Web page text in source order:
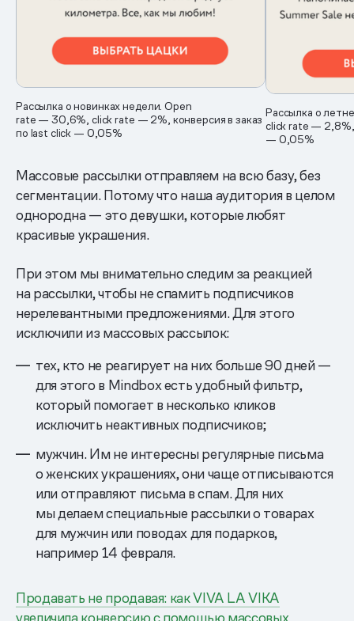
Рассылка о новинках недели. Open
rate — 30,6%, click rate — 2%, конверсия в заказ
по last click — 0,05%
Рассылка о
click rate — 2,8%,
— 0,05%
Массовые рассылки отправляем на всю базу, без
сегментации. Потому что наша аудитория в целом
однородна — это девушки, которые любят
красивые украшения.
При этом мы внимательно следим за реакцией
на рассылки, чтобы не спамить подписчиков
нерелевантными предложениями. Для этого
исключили из массовых рассылок:
тех, кто не реагирует на них больше 90 дней —
для этого в Mindbox есть удобный фильтр,
который помогает в несколько кликов
исключить неактивных подписчиков;
мужчин. Им не интересны регулярные письма
о женских украшениях, они чаще отписываются
или отправляют письма в спам. Для них
мы делаем специальные рассылки о товарах
для мужчин или поводах для подарков,
например 14 февраля.
Продавать не продавая: как VIVA LA VIKA
увеличила конверсию с помощью массовых